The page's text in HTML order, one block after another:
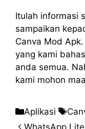
Itulah informasi
sampaikan
Canva Mod
yang kami
anda semua.
kami mohon
Kategori
Aplikasi Tag
WhatsApp Lite